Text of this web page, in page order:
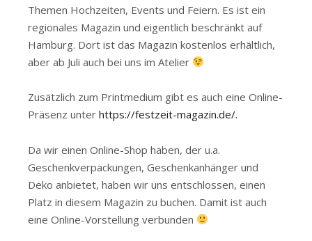
Themen Hochzeiten, Events und Feiern. Es ist ein
regionales Magazin und eigentlich beschränkt auf
Hamburg. Dort ist das Magazin kostenlos erhältlich,
aber ab Juli auch bei uns im Atelier
Zusätzlich zum Printmedium gibt es auch eine Online-
Präsenz unter https://festzeit-magazin.de/.
Da wir einen Online-Shop haben, der u.a.
Geschenkverpackungen, Geschenkanhänger und
Deko anbietet, haben wir uns entschlossen, einen
Platz in diesem Magazin zu buchen. Damit ist auch
eine Online-Vorstellung verbunden